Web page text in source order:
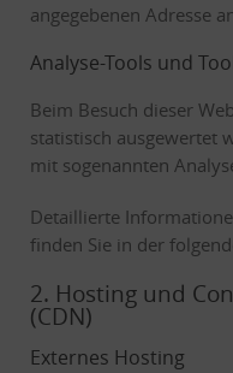
angegebenen Adresse
Analyse-Tools und
Beim Besuch dieser
statistisch ausgewertet
mit sogenannten
Detaillierte
finden Sie in der
2. Hosting und
(CDN)
Externes Hosting